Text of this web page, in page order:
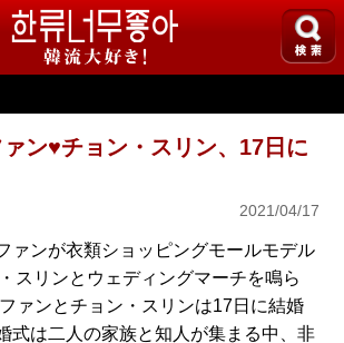
ン♥チョン・スリン、17日に
2021/04/17
ァンが衣類ショッピングモールモデル
スリンとウェディングマーチを鳴ら
ァンとチョン・スリンは17日に結婚
式は二人の家族と知人が集まる中、非